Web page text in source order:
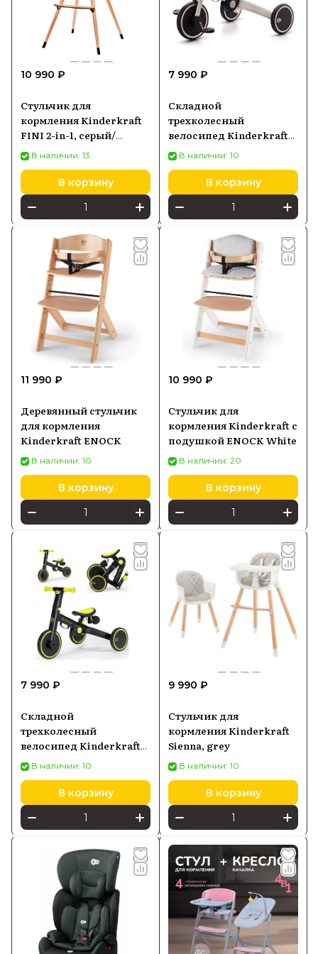
для активных семей.
Купить детские товары Kinderkraft
можно в Batya Store с официальной
доставкой по России, где представлен
полный каталог продукции по
выгодной цене.
10 990 ₽
Стульчик для
кормления Kinderkraft
FINI 2-in-1, серый/
дерево
В наличии: 13
В корзину
7 990 ₽
Складной
трехколесный
велосипед Kinderkraft
4TRIKE, серый
В наличии: 10
В корзину
11 990 ₽
Деревянный стульчик
для кормления
Kinderkraft ENOCK
В наличии: 10
В корзину
10 990 ₽
Стульчик для
кормления Kinderkraft с
подушкой ENOCK White
В наличии: 20
В корзину
7 990 ₽
Складной
трехколесный
велосипед Kinderkraft
4TRIKE, черный
В наличии: 10
В корзину
9 990 ₽
Стульчик для
кормления Kinderkraft
Sienna, grey
В наличии: 10
В корзину